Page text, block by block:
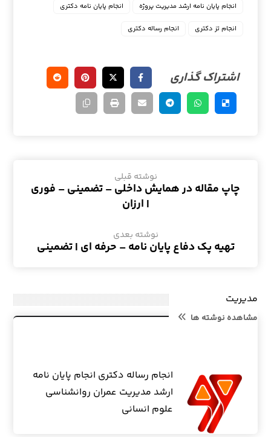
انجام پایان نامه ارشد مدیریت پروژه انجام پایان نامه دکتری
انجام تز دکتری انجام رساله دکتری
نوشته قبلی
چاپ مقاله در همایش داخلی – تضمینی – فوری
| ارزان
نوشته بعدی
تهیه پک دفاع پایان نامه – حرفه ای | تضمینی
مدیریت
مشاهده نوشته ها
انجام رساله دکتری انجام پایان نامه
ارشد مدیریت عمران روانشناسی
علوم انسانی